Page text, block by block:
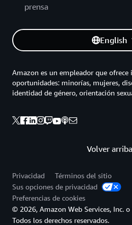
prensa
English
Volver arriba
Amazon es un empleador que ofrece
oportunidades: minorías, mujeres,
identidad de género, orientación
Privacidad
Términos del sitio
Sus opciones de privacidad
Preferencias de cookies
© 2026, Amazon Web Services, Inc.
Todos los derechos reservados.